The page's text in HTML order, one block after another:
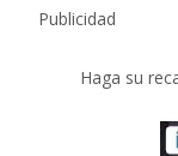
Publicidad
Haga su